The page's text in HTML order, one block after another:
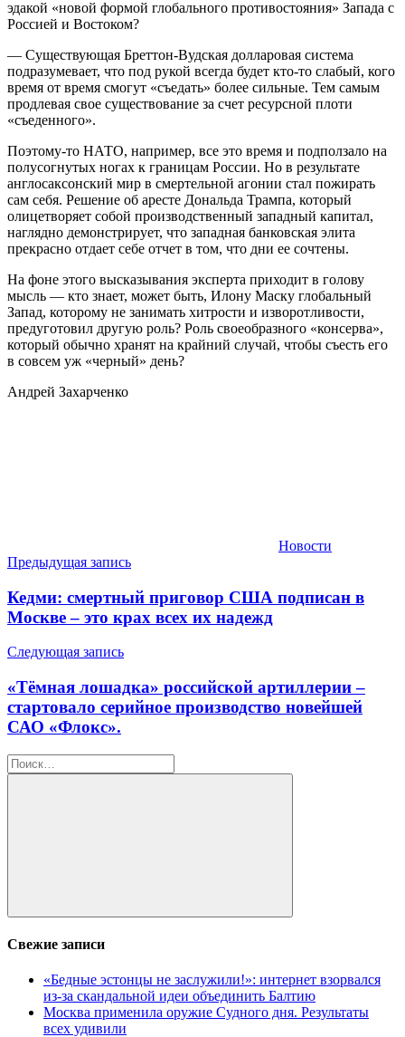
эдакой «новой формой глобального противостояния» Запада с
Россией и Востоком?
— Существующая Бреттон-Вудская долларовая система
подразумевает, что под рукой всегда будет кто-то слабый, кого
время от время смогут «съедать» более сильные. Тем самым
продлевая свое существование за счет ресурсной плоти
«съеденного».
Поэтому-то НАТО, например, все это время и подползало на
полусогнутых ногах к границам России. Но в результате
англосаксонский мир в смертельной агонии стал пожирать
сам себя. Решение об аресте Дональда Трампа, который
олицетворяет собой производственный западный капитал,
наглядно демонстрирует, что западная банковская элита
прекрасно отдает себе отчет в том, что дни ее сочтены.
На фоне этого высказывания эксперта приходит в голову
мысль — кто знает, может быть, Илону Маску глобальный
Запад, которому не занимать хитрости и изворотливости,
предуготовил другую роль? Роль своеобразного «консерва»,
который обычно хранят на крайний случай, чтобы съесть его
в совсем уж «черный» день?
Андрей Захарченко
Новости
Навигация
по
записям
Предыдущая запись
Кедми: смертный приговор США подписан в
Москве – это крах всех их надежд
Следующая запись
«Тёмная лошадка» российской артиллерии –
стартовало серийное производство новейшей
САО «Флокс».
Найти:
Поиск
Свежие записи
«Бедные эстонцы не заслужили!»: интернет взорвался
из-за скандальной идеи объединить Балтию
Москва применила оружие Судного дня. Результаты
всех удивили